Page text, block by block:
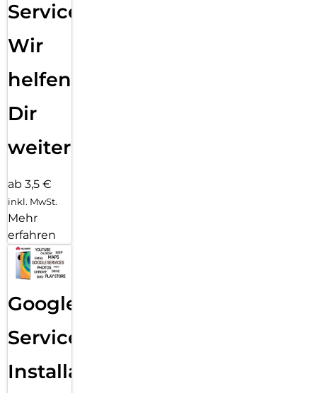
Service:
Wir
helfen
Dir
weiter
ab 3,5 €
inkl. MwSt.
Mehr
erfahren
Google
Services
Installation